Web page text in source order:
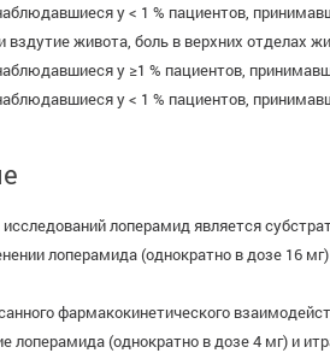
у < 1 % пациентов,
вздутие живота, боль в верхних отделах
у ≥1 % пациентов,
у < 1 % пациентов,
лоперамид является
лоперамида (однократно в дозе 16
фармакокинетического
лоперамида (однократно в дозе 4 мг) и